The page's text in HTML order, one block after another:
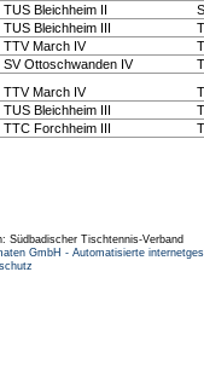
TUS Bleichheim II
TUS Bleichheim III
TTV March IV
SV Ottoschwanden IV
TTV March IV
TUS Bleichheim III
TTC Forchheim III
Südbadischer Tischtennis-Verband
GmbH - Automatisierte